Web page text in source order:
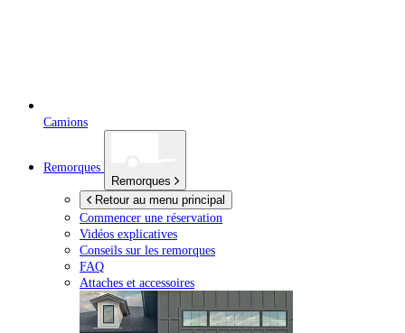
Camions
Remorques
Remorques
Retour au menu principal
Commencer une réservation
Vidéos explicatives
Conseils sur les remorques
FAQ
Attaches et accessoires